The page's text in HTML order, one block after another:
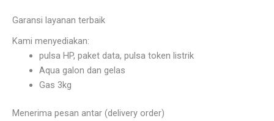
Garansi layanan terbaik
Kami menyediakan:
pulsa HP, paket data, pulsa token listrik
Aqua galon dan gelas
Gas 3kg
Menerima pesan antar (delivery order)